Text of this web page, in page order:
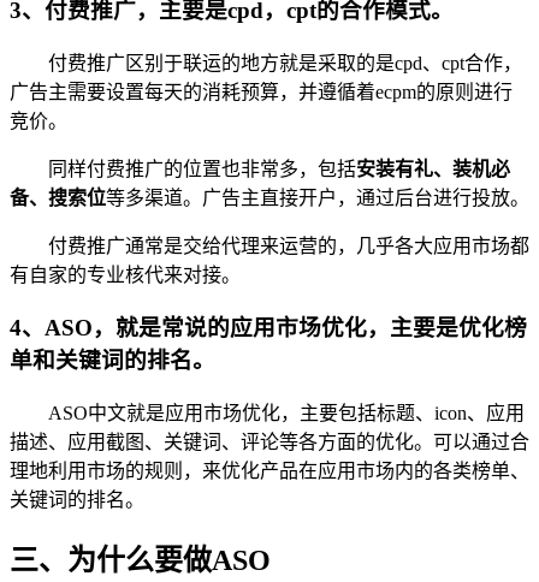
3、付费推广，主要是cpd，cpt的合作模式。
付费推广区别于联运的地方就是采取的是cpd、cpt合作，
广告主需要设置每天的消耗预算，并遵循着ecpm的原则进行
竞价。
同样付费推广的位置也非常多，包括安装有礼、装机必
备、搜索位等多渠道。广告主直接开户，通过后台进行投放。
付费推广通常是交给代理来运营的，几乎各大应用市场都
有自家的专业核代来对接。
4、ASO，就是常说的应用市场优化，主要是优化榜
单和关键词的排名。
ASO中文就是应用市场优化，主要包括标题、icon、应用
描述、应用截图、关键词、评论等各方面的优化。可以通过合
理地利用市场的规则，来优化产品在应用市场内的各类榜单、
关键词的排名。
三、为什么要做ASO